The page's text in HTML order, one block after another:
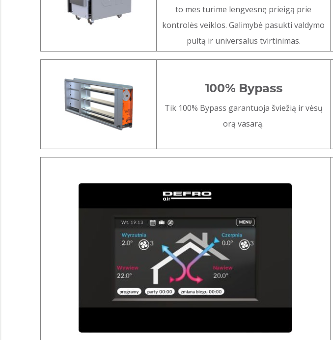
to mes turime lengvesnę prieigą prie
kontrolės veiklos. Galimybė pasukti valdymo
pultą ir universalus tvirtinimas.
100% Bypass
Tik 100% Bypass garantuoja šviežią ir vėsų
orą vasarą.